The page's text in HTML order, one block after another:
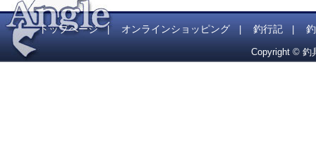
トップページ| オンラインショッピング| 釣行記
Copyright © 釣